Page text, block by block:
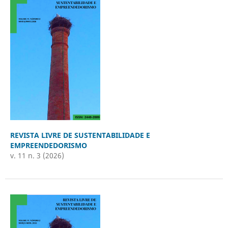
REVISTA LIVRE DE SUSTENTABILIDADE E
EMPREENDEDORISMO
v. 11 n. 3 (2026)